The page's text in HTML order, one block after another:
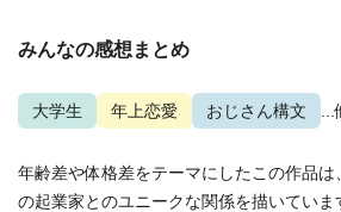
みんなの感想まとめ
大学生 年上恋愛 おじさん構文
年齢差や体格差をテーマにしたこの作品
の起業家とのユニークな関係を描いてい